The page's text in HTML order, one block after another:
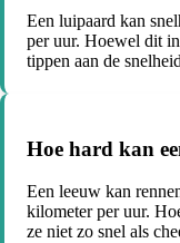
Een luipaard kan
per uur. Hoewel dit
tippen aan de
Hoe hard kan
Een leeuw kan
kilometer per uur.
ze niet zo snel als